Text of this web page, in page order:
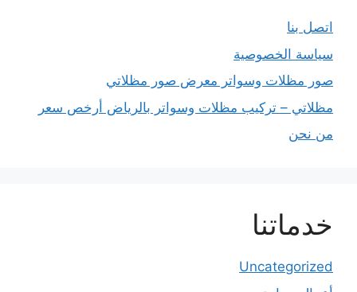
اتصل بنا
سياسة الخصوصية
صور مظلات وسواتر معرض صور مظلاتي
مظلاتي – تركيب مظلات وسواتر بالرياض أرخص سعر
من نحن
خدماتنا
Uncategorized